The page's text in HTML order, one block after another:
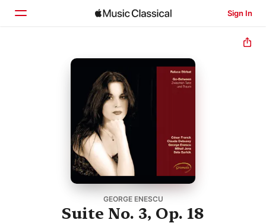
Sign In
GEORGE ENESCU
Suite No. 3, Op. 18